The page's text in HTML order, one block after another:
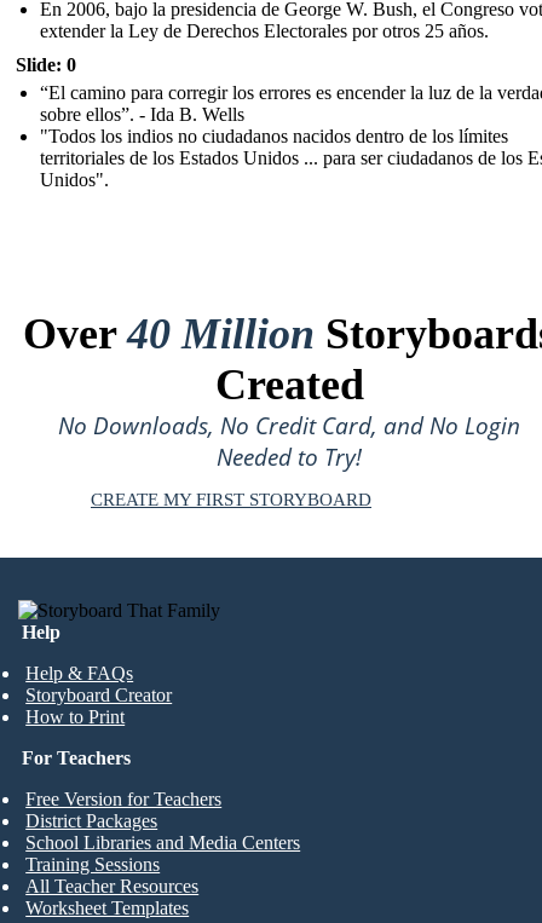
En 2006, bajo la presidencia de George W. Bush, el Congreso
extender la Ley de Derechos Electorales por otros 25 años.
Slide: 0
“El camino para corregir los errores es encender la luz de la
sobre ellos”. - Ida B. Wells
"Todos los indios no ciudadanos nacidos dentro de los límites
territoriales de los Estados Unidos ... para ser ciudadanos de los
Unidos".
Over40 Million
Created
No Downloads, No Credit Card, and No Login
Needed to Try!
CREATE MY FIRST STORYBOARD
Help
Help & FAQs
Storyboard Creator
How to Print
For Teachers
Free Version for Teachers
District Packages
School Libraries and Media Centers
Training Sessions
All Teacher Resources
Worksheet Templates